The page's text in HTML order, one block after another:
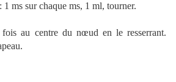
1 ms sur chaque ms, 1 ml, tourner.
au centre du nœud en le resserrant.